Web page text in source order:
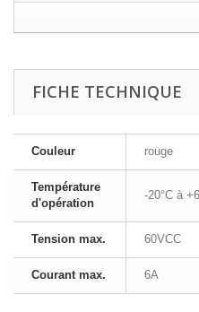
FICHE TECHNIQUE
Couleur rouge
Température
d'opération
-20°C à
Tension max. 60VCC
Courant max. 6A